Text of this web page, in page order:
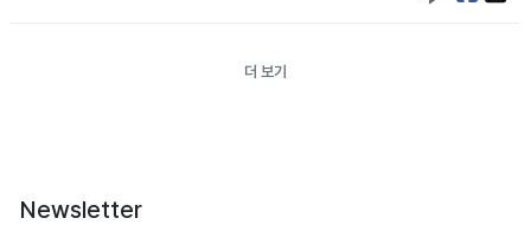
더 보기
Newsletter